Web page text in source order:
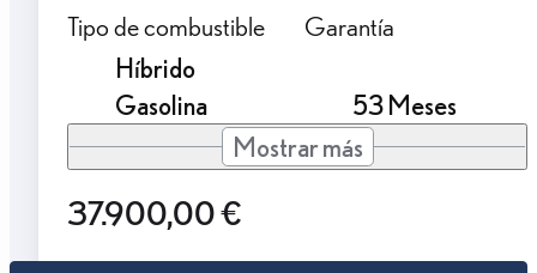
Tipo de combustible
Híbrido
Gasolina
Garantía
53 Meses
Mostrar más
37.900,00 €